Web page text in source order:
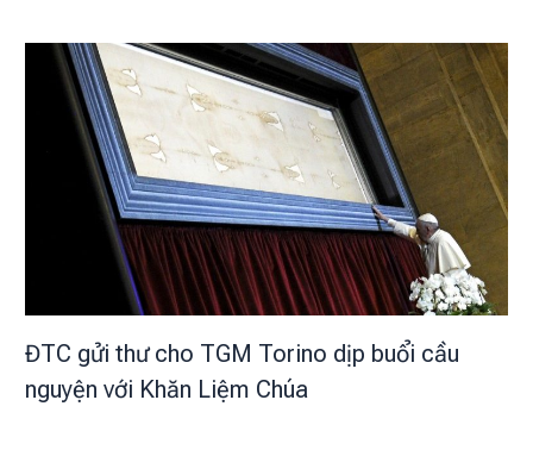
ĐTC gửi thư cho TGM Torino dịp buổi cầu
nguyện với Khăn Liệm Chúa